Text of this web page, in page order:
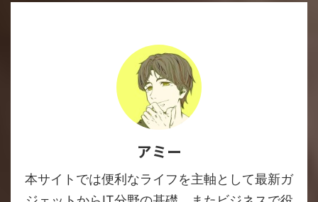
アミー
本サイトでは便利なライフを主軸として最新ガ